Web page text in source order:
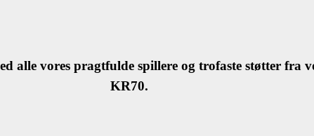
alle vores pragtfulde spillere og trofaste støtter fra
KR70.